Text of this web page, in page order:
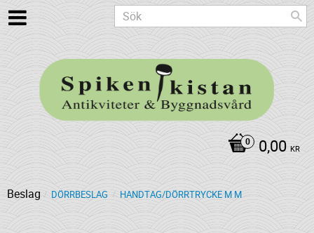
0,00 KR
Beslag DÖRRBESLAG HANDTAG/DÖRRTRYCKE M M